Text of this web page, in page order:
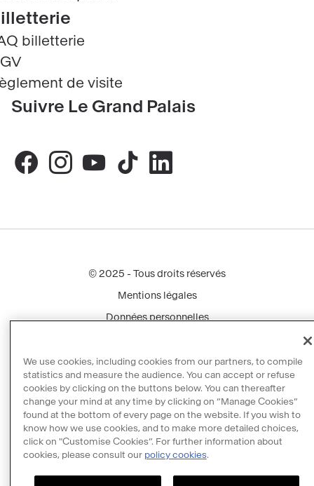
billetterie
de visite
Suivre Le Grand Palais
© 2025 - Tous droits réservés
Mentions légales
Données personnelles
Manage cookies
Accessibilité : partiellement conforme
Propriété intellectuelle & crédits
We use cookies, including cookies from our partners, to compile
statistics and measure the audience. You can accept or refuse
cookies by clicking on the buttons below. You can thereafter
change your mind at any time by clicking on “Manage Cookies”
found at the bottom of every page on the website. If you wish to
know how we use cookies, and to make more detailed choices,
click on "Customise Cookies”. For further information about
cookies, please consult our policy cookies.